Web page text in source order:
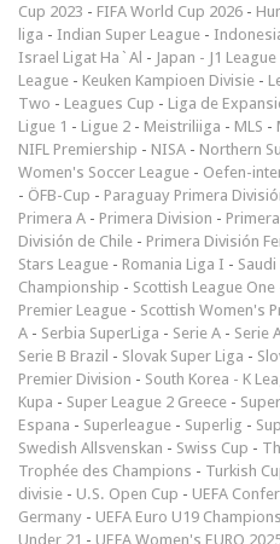
Cup 2023 - FIFA World Cup 2026 -
liga - Indian Super League -
Israel Ligat Ha`Al - Japan - J1 League
League - Keuken Kampioen Divisie -
Two - Leagues Cup - Liga de
Ligue 1 - Ligue 2 - Meistriliiga - MLS -
NIFL Premiership - NISA - Northern
Women's Soccer League - Oefen-
- ÖFB-Cup - Paraguay Primera
Primera A - Primera Division -
División de Chile - Primera División
Stars League - Romania Liga I -
Championship - Scottish League One
Premier League - Scottish Women's
A - Serbia SuperLiga - Serie A - Serie
Serie B Brazil - Slovak Super Liga -
Premier Division - South Korea - K
Kupa - Super League 2 Greece -
Espana - Superleague - Superlig -
Swedish Allsvenskan - Swiss Cup -
Trophée des Champions - Turkish
divisie - U.S. Open Cup - UEFA
Germany - UEFA Euro U19
Under 21 - UEFA Women's EURO